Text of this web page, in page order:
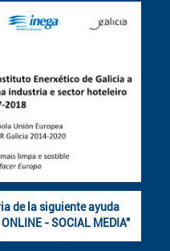
de la siguiente ayuda
- SOCIAL MEDIA"